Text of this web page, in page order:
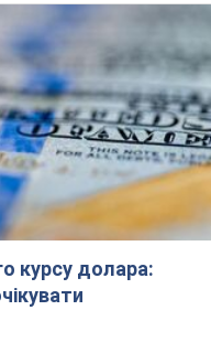
курсу долара: